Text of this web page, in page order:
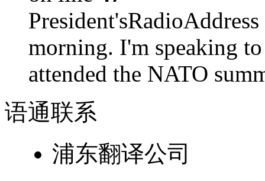
morning. I'm speaking
attended the NATO
语通联系
浦东翻译公司